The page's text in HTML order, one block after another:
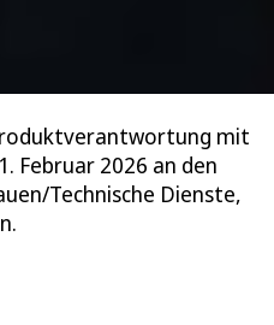
mit
Februar 2026 an den
Technische Dienste,